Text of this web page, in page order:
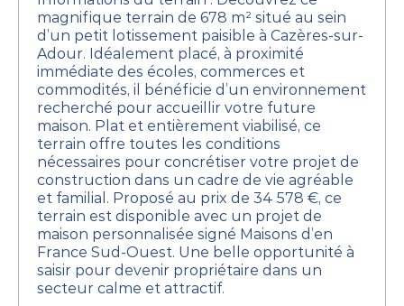
magnifique terrain de 678 m² situé au sein
d’un petit lotissement paisible à Cazères-sur-
Adour. Idéalement placé, à proximité
immédiate des écoles, commerces et
commodités, il bénéficie d’un environnement
recherché pour accueillir votre future
maison. Plat et entièrement viabilisé, ce
terrain offre toutes les conditions
nécessaires pour concrétiser votre projet de
construction dans un cadre de vie agréable
et familial. Proposé au prix de 34 578 €, ce
terrain est disponible avec un projet de
maison personnalisée signé Maisons d’en
France Sud-Ouest. Une belle opportunité à
saisir pour devenir propriétaire dans un
secteur calme et attractif.